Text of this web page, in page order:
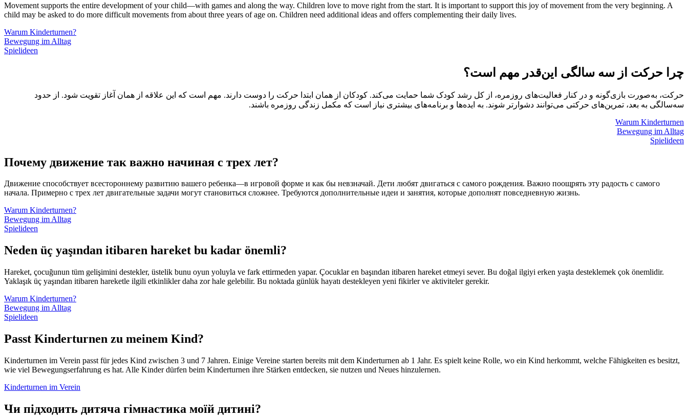
Movement supports the entire development of your child—with games and along the way. Children love to move right from the start. It is important to support this joy of movement from the very beginning. A
child may be asked to do more difficult movements from about three years of age on. Children need additional ideas and offers complementing their daily lives.
Warum Kinderturnen?
Bewegung im Alltag
Spielideen
چرا حرکت از سه سالگی این‌قدر مهم است؟
حرکت، به‌صورت بازی‌گونه و در کنار فعالیت‌های روزمره، از کل رشد کودک شما حمایت می‌کند. کودکان از همان ابتدا حرکت را دوست دارند. مهم است که این علاقه از همان آغاز تقویت شود. از حدود
سه‌سالگی به بعد، تمرین‌های حرکتی می‌توانند دشوارتر شوند. به ایده‌ها و برنامه‌های بیشتری نیاز است که مکمل زندگی روزمره باشند.
Warum Kinderturnen
Bewegung im Alltag
Spielideen
Почему движение так важно начиная с трех лет?
Движение способствует всестороннему развитию вашего ребенка—в игровой форме и как бы невзначай. Дети любят двигаться с самого рождения. Важно поощрять эту радость с самого
начала. Примерно с трех лет двигательные задачи могут становиться сложнее. Требуются дополнительные идеи и занятия, которые дополнят повседневную жизнь.
Warum Kinderturnen?
Bewegung im Alltag
Spielideen
Neden üç yaşından itibaren hareket bu kadar önemli?
Hareket, çocuğunun tüm gelişimini destekler, üstelik bunu oyun yoluyla ve fark ettirmeden yapar. Çocuklar en başından itibaren hareket etmeyi sever. Bu doğal ilgiyi erken yaşta desteklemek çok önemlidir.
Yaklaşık üç yaşından itibaren hareketle ilgili etkinlikler daha zor hale gelebilir. Bu noktada günlük hayatı destekleyen yeni fikirler ve aktiviteler gerekir.
Warum Kinderturnen?
Bewegung im Alltag
Spielideen
Passt Kinderturnen zu meinem Kind?
Kinderturnen im Verein passt für jedes Kind zwischen 3 und 7 Jahren. Einige Vereine starten bereits mit dem Kinderturnen ab 1 Jahr. Es spielt keine Rolle, wo ein Kind herkommt, welche Fähigkeiten es besitzt,
wie viel Bewegungserfahrung es hat. Alle Kinder dürfen beim Kinderturnen ihre Stärken entdecken, sie nutzen und Neues hinzulernen.
Kinderturnen im Verein
Чи підходить дитяча гімнастика моїй дитині?